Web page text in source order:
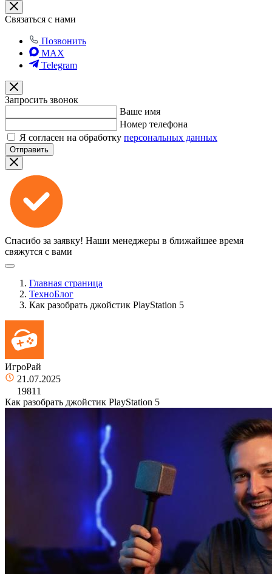
Связаться с нами
Позвонить
MAX
Telegram
Запросить звонок
Ваше имя
Номер телефона
Я согласен на обработку персональных данных
Отправить
Спасибо за заявку! Наши менеджеры в ближайшее время
свяжутся с вами
Главная страница
ТехноБлог
Как разобрать джойстик PlayStation 5
ИгроРай
21.07.2025
19811
Как разобрать джойстик PlayStation 5